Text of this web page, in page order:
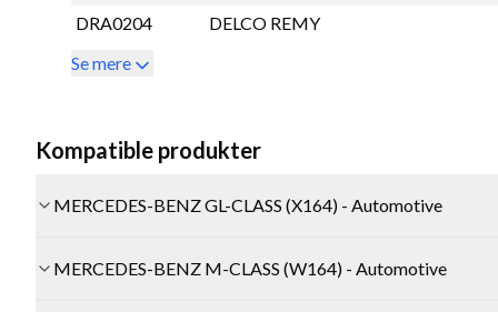
DRA0204
DELCO REMY
Se mere
Kompatible produkter
MERCEDES-BENZ GL-CLASS (X164) - Automotive
MERCEDES-BENZ M-CLASS (W164) - Automotive